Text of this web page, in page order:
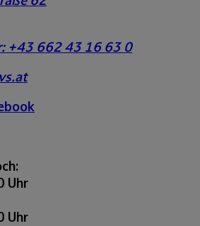
+43 662 43 16 63 0
Uhr
Uhr